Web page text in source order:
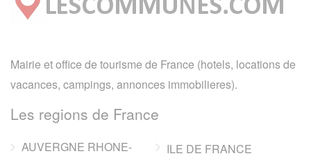
Mairie et office de tourisme de France (hotels, locations de
vacances, campings, annonces immobilieres).
Les regions de France
AUVERGNE RHONE-
ILE DE FRANCE